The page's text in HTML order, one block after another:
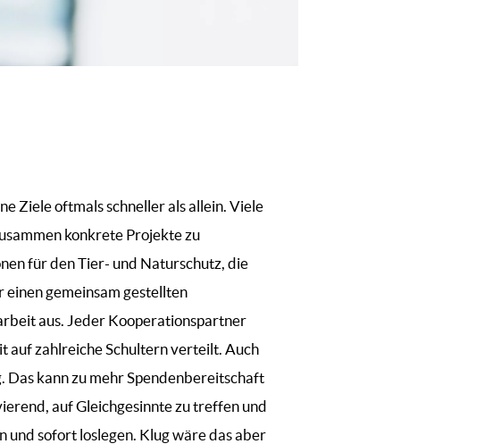
Ziele oftmals schneller als allein. Viele
konkrete Projekte zu
für den Tier- und Naturschutz, die
einen gemeinsam gestellten
aus. Jeder Kooperationspartner
auf zahlreiche Schultern verteilt. Auch
kann zu mehr Spendenbereitschaft
auf Gleichgesinnte zu treffen und
und sofort loslegen. Klug wäre das aber